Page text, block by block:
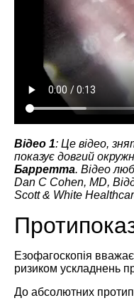
Відео 1: Це відео,
показує довгий
Барретта. Відео
Dan C Cohen, MD,
Scott & White
Езофагоскопія
ризиком ускладнень
До абсолютних